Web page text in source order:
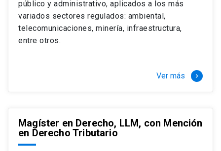
Si optas por la modalidad Full Time:
El LLM UC Full Time es una versión del programa
destinado principalmente a extranjeros, que permite
necesidades y expectativas profesionales, eligiendo
completamente al programa o compatibilizarás un
estudio intenso y exigente, con una muy baja carga
laboral, de marzo a noviembre, para dedicarte
Juan Ignacio Piña Rochefort
Director Magíster en Derecho, LLM UC
público y administrativo, aplicados a los más
variados sectores regulados: ambiental,
telecomunicaciones, minería, infraestructura,
entre otros.
Ver más keyboard_arrow_right
Magíster en Derecho, LLM, con Mención
en Derecho Tributario